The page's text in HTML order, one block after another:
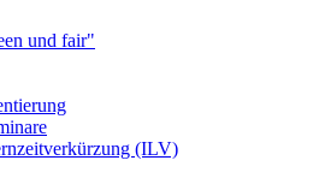
und fair"
(ILV)